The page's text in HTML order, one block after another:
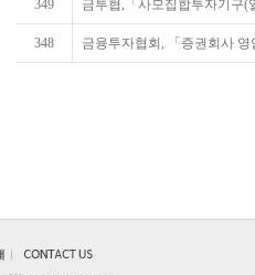
349 금투협,「사모집합투자기구
348 금융투자협회, 「증권회사